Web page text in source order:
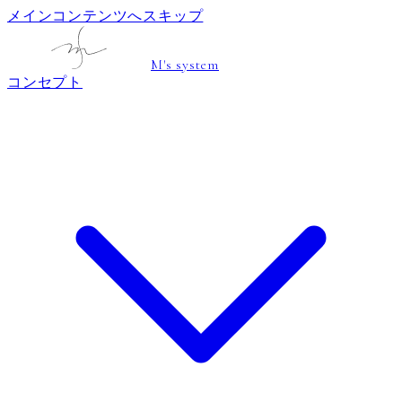
メインコンテンツへスキップ
M's system
コンセプト